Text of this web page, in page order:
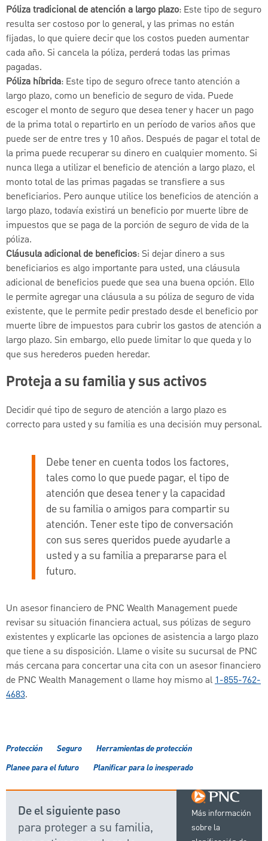
Póliza tradicional de atención a largo plazo: Este tipo de seguro
resulta ser costoso por lo general, y las primas no están
fijadas, lo que quiere decir que los costos pueden aumentar
cada año. Si cancela la póliza, perderá todas las primas
pagadas.
Póliza híbrida: Este tipo de seguro ofrece tanto atención a
largo plazo, como un beneficio de seguro de vida. Puede
escoger el monto de seguro que desea tener y hacer un pago
de la prima total o repartirlo en un período de varios años que
puede ser de entre tres y 10 años. Después de pagar el total de
la prima puede recuperar su dinero en cualquier momento. Si
nunca llega a utilizar el beneficio de atención a largo plazo, el
monto total de las primas pagadas se transfiere a sus
beneficiarios. Pero aunque utilice los beneficios de atención a
largo plazo, todavía existirá un beneficio por muerte libre de
impuestos que se paga de la porción de seguro de vida de la
póliza.
Cláusula adicional de beneficios: Si dejar dinero a sus
beneficiarios es algo importante para usted, una cláusula
adicional de beneficios puede que sea una buena opción. Ello
le permite agregar una cláusula a su póliza de seguro de vida
existente, que le permite pedir prestado desde el beneficio por
muerte libre de impuestos para cubrir los gastos de atención a
largo plazo. Sin embargo, ello puede limitar lo que queda y lo
que sus herederos pueden heredar.
Proteja a su familia y sus activos
Decidir qué tipo de seguro de atención a largo plazo es
correcto para usted y su familia es una decisión muy personal.
Debe tener en cuenta todos los factores,
tales como lo que puede pagar, el tipo de
atención que desea tener y la capacidad
de su familia o amigos para compartir su
atención. Tener este tipo de conversación
con sus seres queridos puede ayudarle a
usted y a su familia a prepararse para el
futuro.
Un asesor financiero de PNC Wealth Management puede
revisar su situación financiera actual, sus pólizas de seguro
existentes y explicarle las opciones de asistencia a largo plazo
que tiene a su disposición. Llame o visite su sucursal de PNC
más cercana para concertar una cita con un asesor financiero
de PNC Wealth Management o llame hoy mismo al1-855-762-
4683.
Protección Seguro
Herramientas de protección
Planee para el futuro
Planificar para lo inesperado
Más información
sobre la
De el siguiente paso
para proteger a su familia,